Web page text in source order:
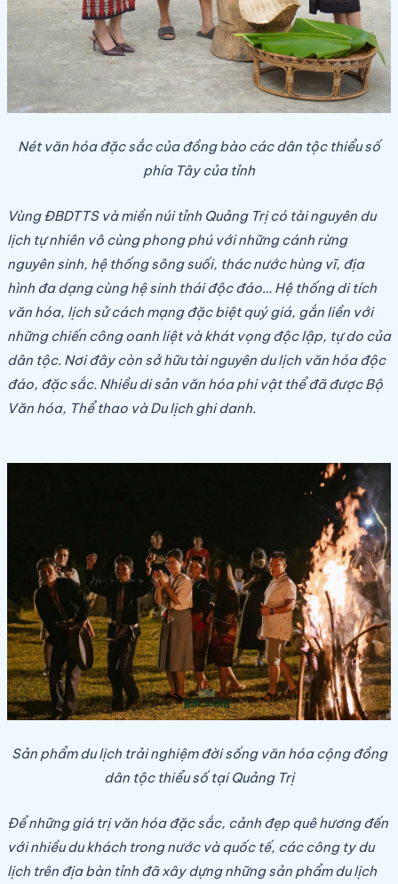
Nét văn hóa đặc sắc của đồng bào các dân tộc thiểu số
phía Tây của tỉnh
Vùng ĐBDTTS và miền núi tỉnh Quảng Trị có tài nguyên du
lịch tự nhiên vô cùng phong phú với những cánh rừng
nguyên sinh, hệ thống sông suối, thác nước hùng vĩ, địa
hình đa dạng cùng hệ sinh thái độc đáo… Hệ thống di tích
văn hóa, lịch sử cách mạng đặc biệt quý giá, gắn liền với
những chiến công oanh liệt và khát vọng độc lập, tự do của
dân tộc. Nơi đây còn sở hữu tài nguyên du lịch văn hóa độc
đáo, đặc sắc. Nhiều di sản văn hóa phi vật thể đã được Bộ
Văn hóa, Thể thao và Du lịch ghi danh.
Sản phẩm du lịch trải nghiệm đời sống văn hóa cộng đồng
dân tộc thiểu số tạiQuảng Trị
Để những giá trị văn hóa đặc sắc, cảnh đẹp quê hương đến
với nhiều du khách trong nước và quốc tế, các công ty du
lịch trên địa bàn tỉnh đã xây dựng những sản phẩm du lịch